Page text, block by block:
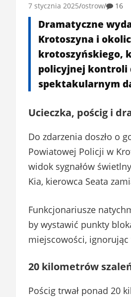
7 stycznia 2025 ostrow 16
Dramatyczne
Krotoszyna i
krotoszyńskiego,
policyjnej kontroli
spektakularnym
Ucieczka, pościg i
Do zdarzenia doszło o
Powiatowej Policji w
widok sygnałów
Kia, kierowca Seata
Funkcjonariusze
by wystawić punkty
miejscowości, ignorując
20 kilometrów
Pościg trwał ponad 20